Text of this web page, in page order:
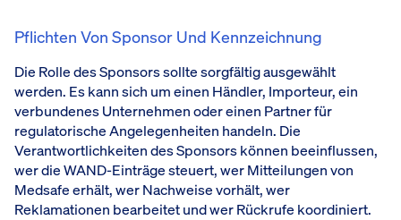
Pflichten Von Sponsor Und Kennzeichnung
Die Rolle des Sponsors sollte sorgfältig ausgewählt
werden. Es kann sich um einen Händler, Importeur, ein
verbundenes Unternehmen oder einen Partner für
regulatorische Angelegenheiten handeln. Die
Verantwortlichkeiten des Sponsors können beeinflussen,
wer die WAND-Einträge steuert, wer Mitteilungen von
Medsafe erhält, wer Nachweise vorhält, wer
Reklamationen bearbeitet und wer Rückrufe koordiniert.